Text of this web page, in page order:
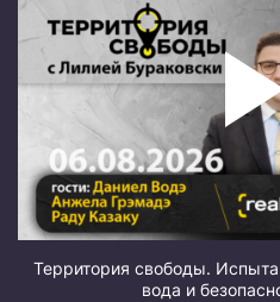
Территория свободы.
вода и